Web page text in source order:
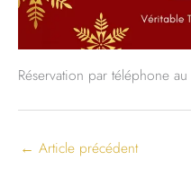
Réservation par téléphone au
← Article précédent